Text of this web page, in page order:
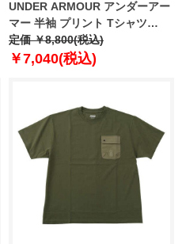
UNDER ARMOUR アンダーアー
マー 半袖 プリント Tシャツ
CITY CLASSIC SS USA直輸入
6009326-008
定価 ￥8,800(税込)
￥7,040(税込)